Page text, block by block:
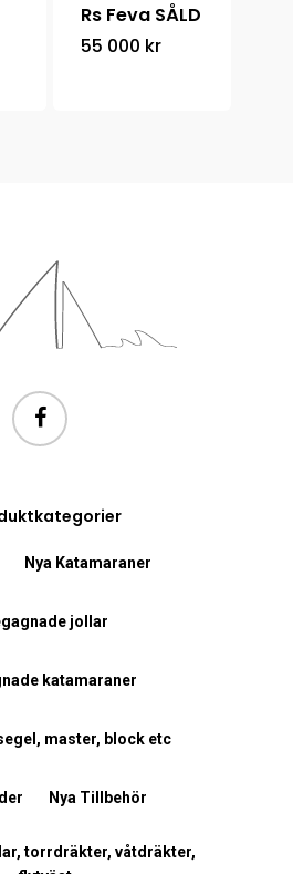
Rs Feva SÅLD
55 000 kr
Nya Katamaraner
jollar
katamaraner
master, block etc
Nya Tillbehör
torrdräkter, våtdräkter,